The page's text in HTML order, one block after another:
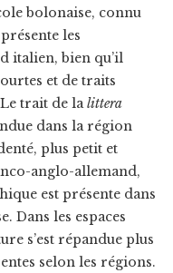
bolonaise, connu
les
italien, bien qu’il
et de traits
trait de lalittera
dans la région
plus petit et
anglo-allemand,
est présente dans
Dans les espaces
s’est répandue plus
selon les régions.